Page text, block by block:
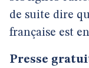
de suite dire
française est
Presse